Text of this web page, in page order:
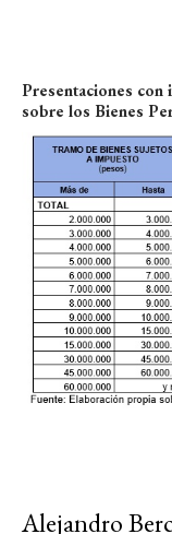
Presentaciones
sobre los Bienes
Alejandro